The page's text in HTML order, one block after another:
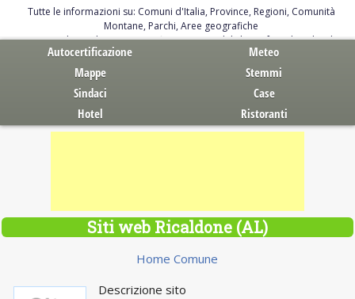
Tutte le informazioni su: Comuni d'Italia, Province, Regioni, Comunità
Montane, Parchi, Aree geografiche
Servizi al Cittadino. Autocertificazione, moduli, leggi, free download
Autocertificazione
Meteo
Mappe
Stemmi
Sindaci
Case
Hotel
Ristoranti
Siti web Ricaldone (AL)
Home Comune
Descrizione sito